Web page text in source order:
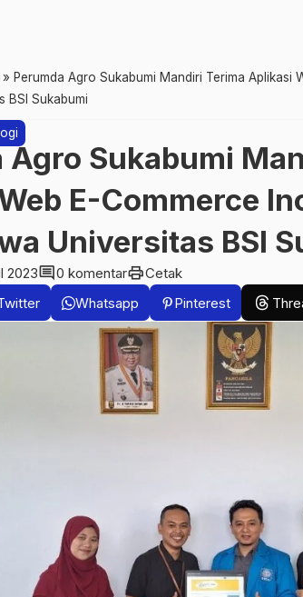
» Perumda Agro Sukabumi Mandiri Terima Aplikasi
BSI Sukabumi
Agro Sukabumi
E-Commerce
Universitas BSI
2023comment0 komentarprintCetak
Whatsapp Pinterest